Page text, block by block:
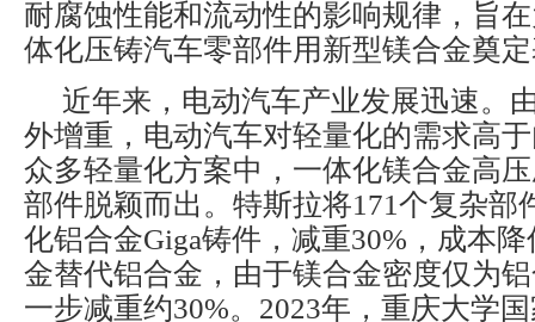
耐腐蚀性能和流动性的影响规律，旨
体化压铸汽车零部件用新型镁合金奠
近年来，电动汽车产业发展迅速。
外增重，电动汽车对轻量化的需求高
众多轻量化方案中，一体化镁合金高
部件脱颖而出。特斯拉将171个复杂部
化铝合金Giga铸件，减重30%，成本
金替代铝合金，由于镁合金密度仅为
一步减重约30%。2023年，重庆大学